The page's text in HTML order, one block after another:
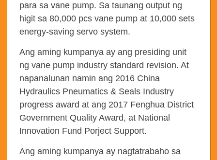
para sa vane pump. Sa taunang output ng
higit sa 80,000 pcs vane pump at 10,000 sets
energy-saving servo system.
Ang aming kumpanya ay ang presiding unit
ng vane pump industry standard revision. At
napanalunan namin ang 2016 China
Hydraulics Pneumatics & Seals Industry
progress award at ang 2017 Fenghua District
Government Quality Award, at National
Innovation Fund Porject Support.
Ang aming kumpanya ay nagtatrabaho sa